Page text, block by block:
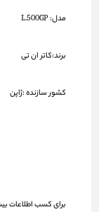
مدل: L.500GP
برند:کاتر ان تی
کشور سازنده :ژاپن
برای کسب اطلاعات